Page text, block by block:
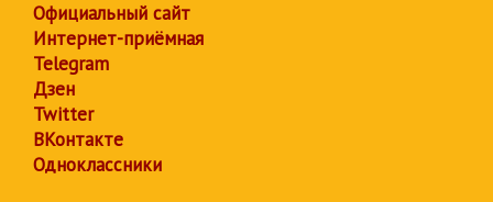
Официальный сайт
Интернет-приёмная
Telegram
Дзен
Twitter
ВКонтакте
Одноклассники